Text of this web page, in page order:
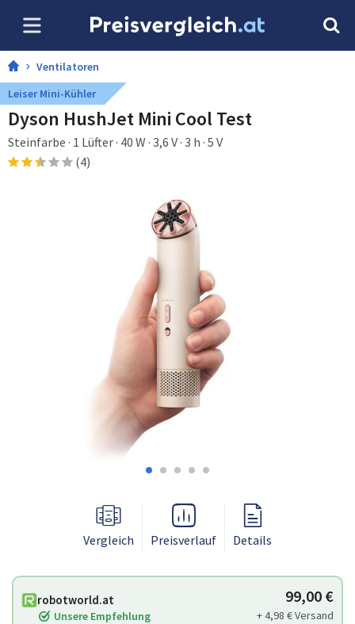
Ventilatoren
Leiser Mini-Kühler
Dyson HushJet Mini Cool Test
Steinfarbe · 1 Lüfter · 40 W · 3,6 V · 3 h · 5 V
(4)
Vergleich Preisverlauf Details
robotworld.at
Unsere Empfehlung
99,00 €
+ 4,98 € Versand